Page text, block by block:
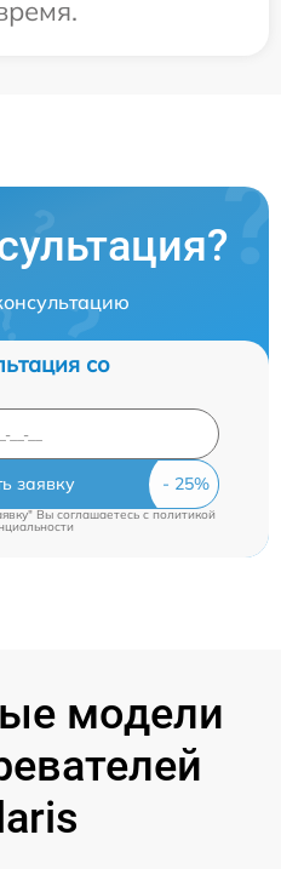
со
заявку
Вы соглашаетесь cполитикой
модели